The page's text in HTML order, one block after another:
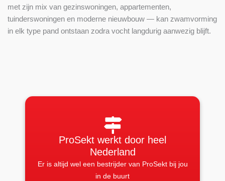
met zijn mix van gezinswoningen, appartementen,
tuinderswoningen en moderne nieuwbouw — kan zwamvorming
in elk type pand ontstaan zodra vocht langdurig aanwezig blijft.
ProSekt werkt door heel
Nederland
Er is altijd wel een bestrijder van ProSekt bij jou
in de buurt